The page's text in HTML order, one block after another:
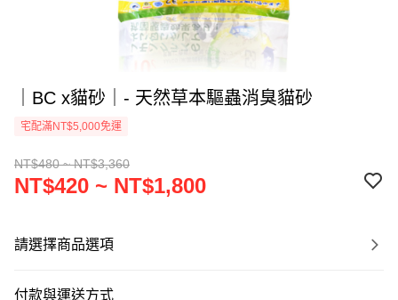
｜BC x貓砂｜- 天然草本驅蟲消臭貓砂
宅配滿NT$5,000免運
NT$480 ~ NT$3,360
NT$420 ~ NT$1,800
請選擇商品選項
付款與運送方式